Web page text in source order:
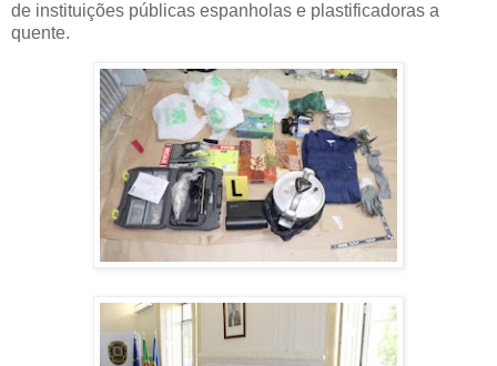
de instituições públicas espanholas e plastificadoras a
quente.